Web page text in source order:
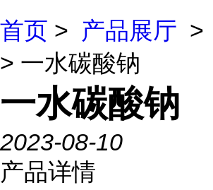
首页 > 产品展厅 >
> 一水碳酸钠
一水碳酸钠
2023-08-10
产品详情